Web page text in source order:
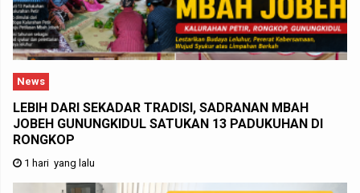
News
LEBIH DARI SEKADAR TRADISI, SADRANAN MBAH
JOBEH GUNUNGKIDUL SATUKAN 13 PADUKUHAN DI
RONGKOP
1 hari yang lalu